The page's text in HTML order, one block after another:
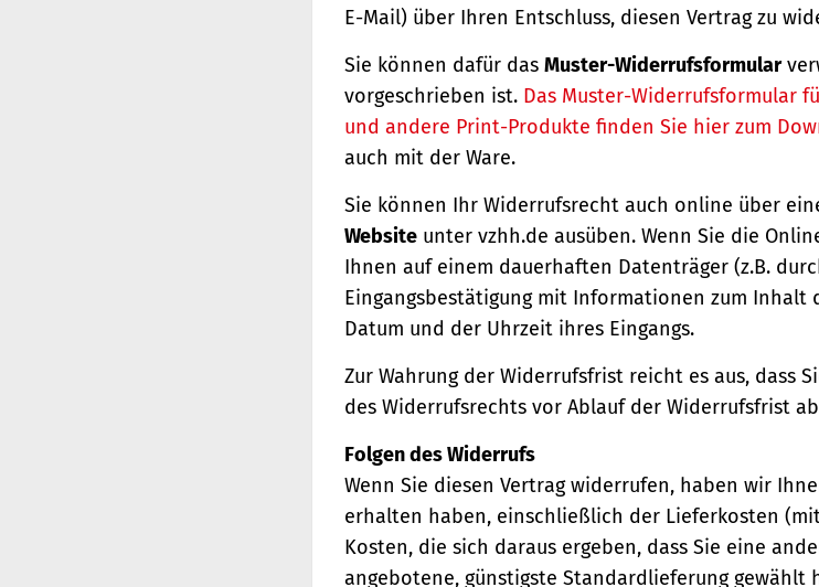
E-Mail) über Ihren Entschluss, diesen Vertrag zu
Sie können dafür das Muster-Widerrufsformular
vorgeschrieben ist. Das Muster-Widerrufsformular
und andere Print-Produkte finden Sie hier zum
auch mit der Ware.
Sie können Ihr Widerrufsrecht auch online über
Website unter vzhh.de ausüben. Wenn Sie die
Ihnen auf einem dauerhaften Datenträger (z.B.
Eingangsbestätigung mit Informationen zum Inhalt
Datum und der Uhrzeit ihres Eingangs.
Zur Wahrung der Widerrufsfrist reicht es aus, dass
des Widerrufsrechts vor Ablauf der Widerrufsfrist
Folgen des Widerrufs
Wenn Sie diesen Vertrag widerrufen, haben wir
erhalten haben, einschließlich der Lieferkosten
Kosten, die sich daraus ergeben, dass Sie eine
angebotene, günstigste Standardlieferung gewählt